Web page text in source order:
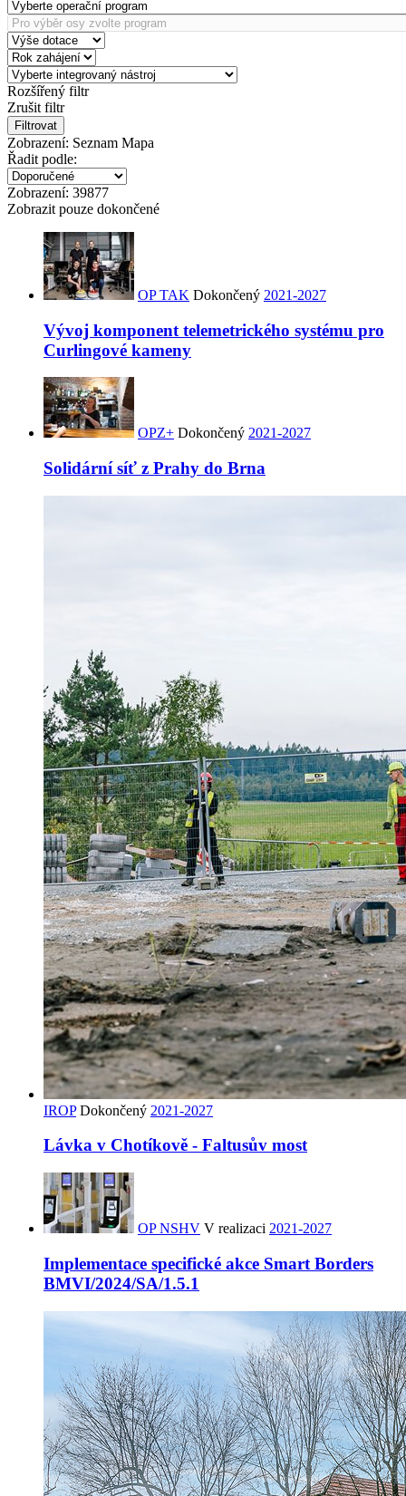
Rozšířený filtr
Zrušit filtr
Filtrovat
Zobrazení: Seznam Mapa
Řadit podle:
Zobrazení: 39877
Zobrazit pouze dokončené
OP TAK Dokončený 2021-2027
Vývoj komponent telemetrického systému pro
Curlingové kameny
OPZ+ Dokončený 2021-2027
Solidární síť z Prahy do Brna
IROP Dokončený 2021-2027
Lávka v Chotíkově - Faltusův most
OP NSHV V realizaci 2021-2027
Implementace specifické akce Smart Borders
BMVI/2024/SA/1.5.1